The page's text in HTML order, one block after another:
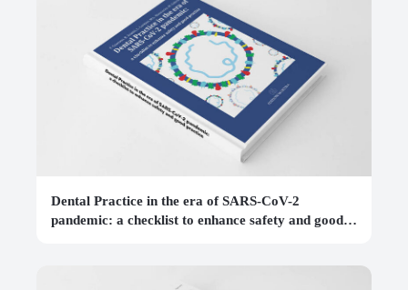
Dental Practice in the era of SARS-CoV-2
pandemic: a checklist to enhance safety and good